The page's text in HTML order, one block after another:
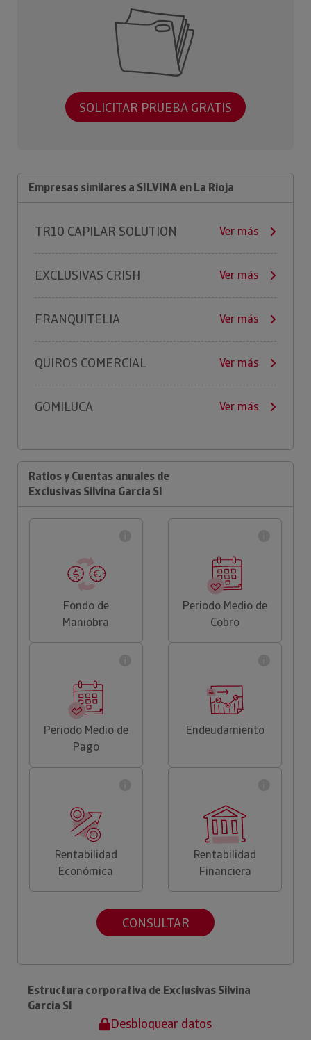
SOLICITAR PRUEBA GRATIS
Empresas similares a SILVINA en La Rioja
TR10 CAPILAR SOLUTION Ver más
EXCLUSIVAS CRISH Ver más
FRANQUITELIA Ver más
QUIROS COMERCIAL Ver más
GOMILUCA Ver más
Ratios y Cuentas anuales de
Exclusivas Silvina Garcia Sl
Fondo de
Maniobra
Periodo Medio de
Cobro
Periodo Medio de
Pago
Endeudamiento
Rentabilidad
Económica
Rentabilidad
Financiera
CONSULTAR
Estructura corporativa de Exclusivas Silvina
Garcia Sl
Desbloquear datos